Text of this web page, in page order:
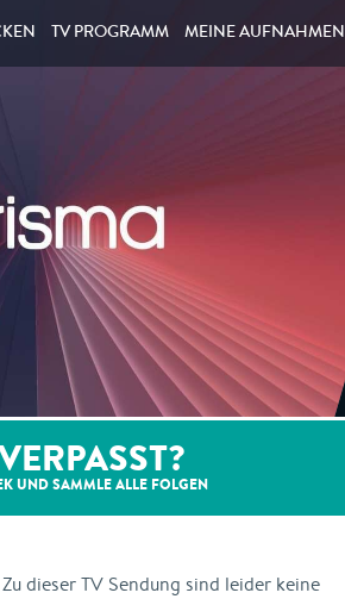
TV PROGRAMM MEINE AUFNAHMEN
UND SAMMLE ALLE FOLGEN
Zu dieser TV Sendung sind leider keine